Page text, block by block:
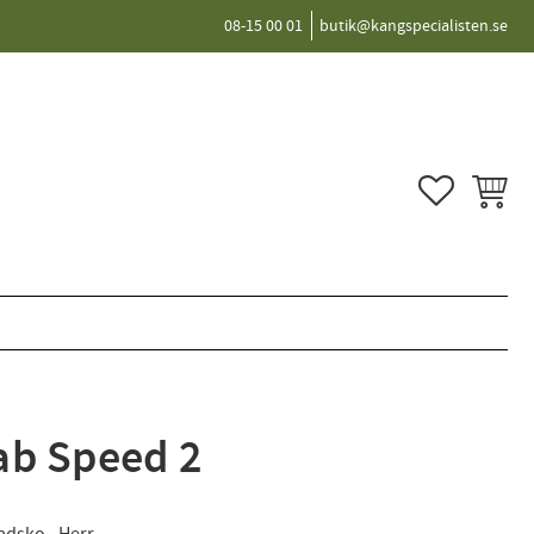
08-15 00 01 butik@kangspecialisten.se
FAVORITER
Speed 2